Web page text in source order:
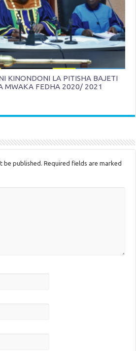
KINONDONI LA PITISHA BAJETI
MWAKA FEDHA 2020/ 2021
be published. Required fields are marked